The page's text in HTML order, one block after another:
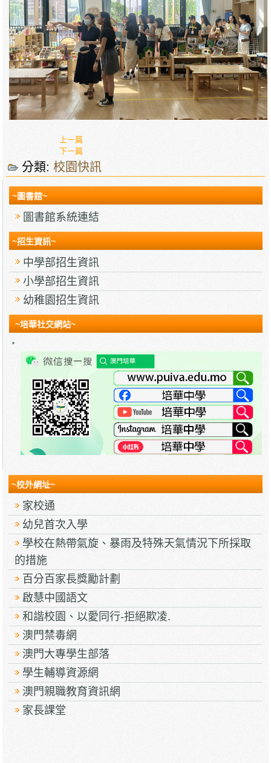
上一篇
下一篇
分類:校園快訊
~圖書館~
圖書館系統連結
~招生資訊~
中學部招生資訊
小學部招生資訊
幼稚園招生資訊
~培華社交網站~
~校外網址~
家校通
幼兒首次入學
學校在熱帶氣旋、暴雨及特殊天氣情況下所採取
的措施
百分百家長獎勵計劃
啟慧中國語文
和諧校園、以愛同行-拒絕欺凌.
澳門禁毒網
澳門大專學生部落
學生輔導資源網
澳門親職教育資訊網
家長課堂